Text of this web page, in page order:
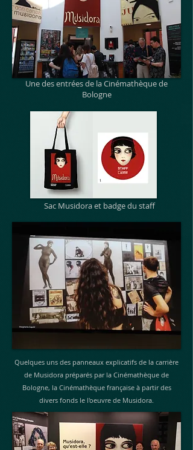
Une des entrées de la Cinémathèque de
Bologne
Sac Musidora et badge du staff
Quelques uns des panneaux explicatifs de la carrière
de Musidora préparés par la Cinémathèque de
Bologne, la Cinémathèque française à partir des
divers fonds le l'oeuvre de Musidora.